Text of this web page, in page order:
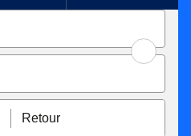
par ces passagers)
de CO₂ attribués à
dans les pays respectifs
on utilise comme
d'un véhicule thermique
longue distance à 171 g
par voiture, issue de
Retour